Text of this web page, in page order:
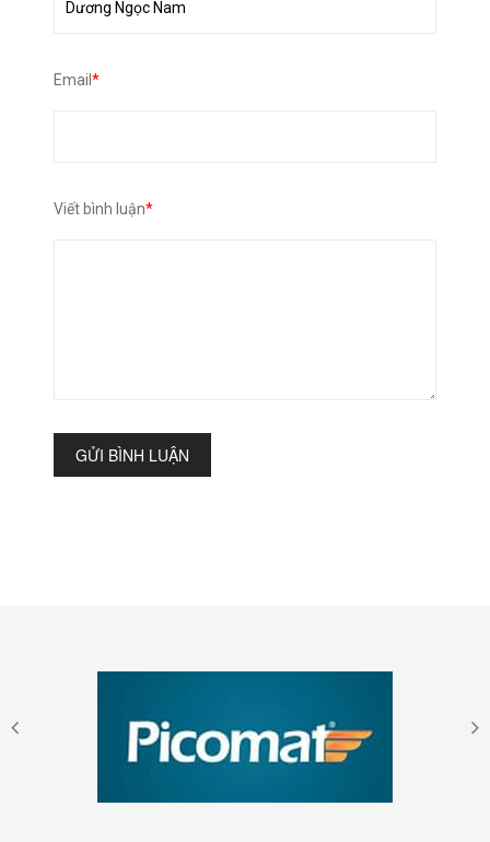
Email*
Viết bình luận*
GỬI BÌNH LUẬN